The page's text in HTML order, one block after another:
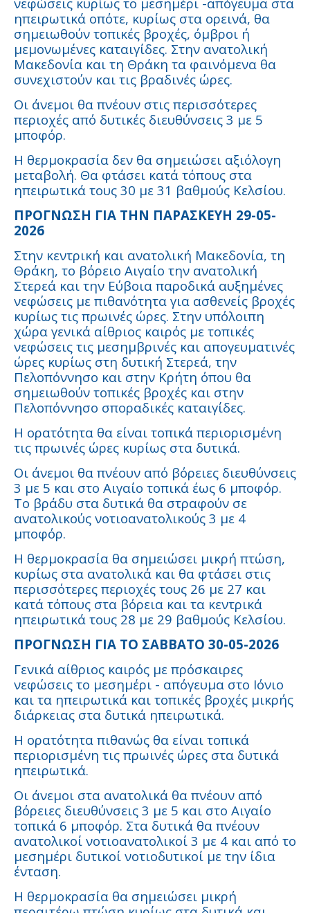
ηπειρωτικά οπότε, κυρίως στα ορεινά, θα
σημειωθούν τοπικές βροχές, όμβροι ή
μεμονωμένες καταιγίδες. Στην ανατολική
Μακεδονία και τη Θράκη τα φαινόμενα θα
συνεχιστούν και τις βραδινές ώρες.
Οι άνεμοι θα πνέουν στις περισσότερες
περιοχές από δυτικές διευθύνσεις 3 με 5
μποφόρ.
Η θερμοκρασία δεν θα σημειώσει αξιόλογη
μεταβολή. Θα φτάσει κατά τόπους στα
ηπειρωτικά τους 30 με 31 βαθμούς Κελσίου.
ΠΡΟΓΝΩΣΗ ΓΙΑ ΤΗΝ ΠΑΡΑΣΚΕΥΗ 29-05-
2026
Στην κεντρική και ανατολική Μακεδονία, τη
Θράκη, το βόρειο Αιγαίο την ανατολική
Στερεά και την Εύβοια παροδικά αυξημένες
νεφώσεις με πιθανότητα για ασθενείς βροχές
κυρίως τις πρωινές ώρες. Στην υπόλοιπη
χώρα γενικά αίθριος καιρός με τοπικές
νεφώσεις τις μεσημβρινές και απογευματινές
ώρες κυρίως στη δυτική Στερεά, την
Πελοπόννησο και στην Κρήτη όπου θα
σημειωθούν τοπικές βροχές και στην
Πελοπόννησο σποραδικές καταιγίδες.
Η ορατότητα θα είναι τοπικά περιορισμένη
τις πρωινές ώρες κυρίως στα δυτικά.
Οι άνεμοι θα πνέουν από βόρειες διευθύνσεις
3 με 5 και στο Αιγαίο τοπικά έως 6 μποφόρ.
Το βράδυ στα δυτικά θα στραφούν σε
ανατολικούς νοτιοανατολικούς 3 με 4
μποφόρ.
Η θερμοκρασία θα σημειώσει μικρή πτώση,
κυρίως στα ανατολικά και θα φτάσει στις
περισσότερες περιοχές τους 26 με 27 και
κατά τόπους στα βόρεια και τα κεντρικά
ηπειρωτικά τους 28 με 29 βαθμούς Κελσίου.
ΠΡΟΓΝΩΣΗ ΓΙΑ ΤΟ ΣΑΒΒΑΤΟ 30-05-2026
Γενικά αίθριος καιρός με πρόσκαιρες
νεφώσεις το μεσημέρι - απόγευμα στο Ιόνιο
και τα ηπειρωτικά και τοπικές βροχές μικρής
διάρκειας στα δυτικά ηπειρωτικά.
Η ορατότητα πιθανώς θα είναι τοπικά
περιορισμένη τις πρωινές ώρες στα δυτικά
ηπειρωτικά.
Οι άνεμοι στα ανατολικά θα πνέουν από
βόρειες διευθύνσεις 3 με 5 και στο Αιγαίο
τοπικά 6 μποφόρ. Στα δυτικά θα πνέουν
ανατολικοί νοτιοανατολικοί 3 με 4 και από το
μεσημέρι δυτικοί νοτιοδυτικοί με την ίδια
ένταση.
Η θερμοκρασία θα σημειώσει μικρή